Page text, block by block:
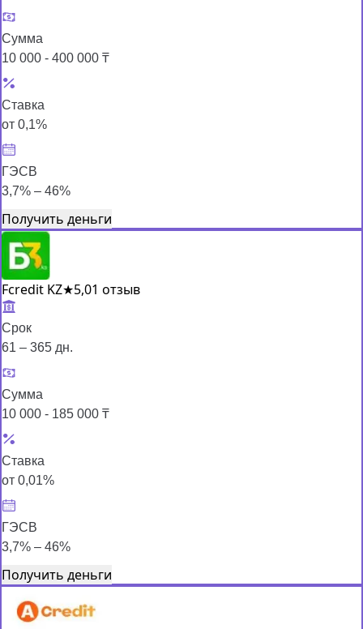
Сумма
10 000 - 400 000 ₸
Ставка
от 0,1%
ГЭСВ
3,7% – 46%
Получить деньги
Fcredit KZ★5,01 отзыв
Срок
61 – 365 дн.
Сумма
10 000 - 185 000 ₸
Ставка
от 0,01%
ГЭСВ
3,7% – 46%
Получить деньги